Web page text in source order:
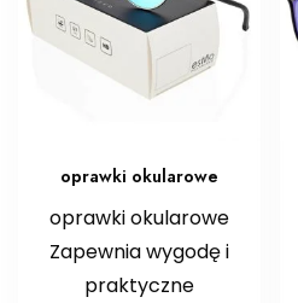
oprawki okularowe
oprawki okularowe
Zapewnia wygodę i
praktyczne